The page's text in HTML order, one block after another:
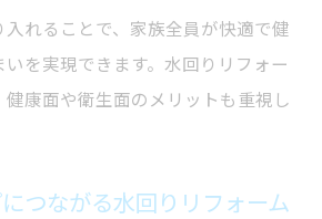
入れることで、家族全員が快適で健
を実現できます。水回りリフォー
康面や衛生面のメリットも重視し
つながる水回りリフォーム